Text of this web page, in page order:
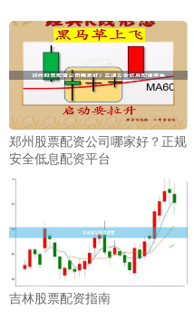
郑州股票配资公司哪家好？正规
安全低息配资平台
吉林股票配资指南